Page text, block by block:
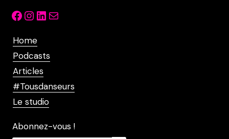
Facebook
Instagram
LinkedIn
Mail
Home
Podcasts
Articles
#Tousdanseurs
Le studio
Abonnez-vous !